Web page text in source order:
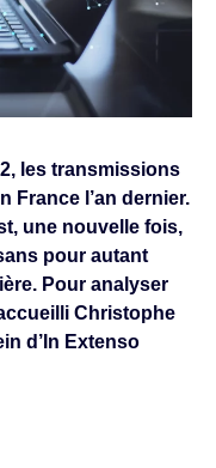
les transmissions
France l’an dernier.
une nouvelle fois,
pour autant
Pour analyser
Christophe
d’In Extenso